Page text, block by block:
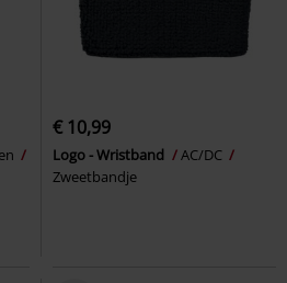
€ 10,99
Logo - Wristband
AC/DC
Zweetbandje